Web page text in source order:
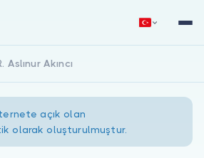
Aslınur Akıncı
açık olan
olarak oluşturulmuştur.